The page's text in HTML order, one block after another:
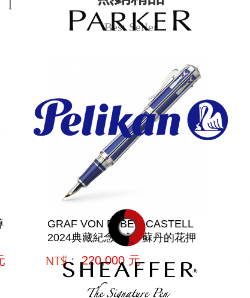
Best Seller
GRAF VON FABER-CASTELL
2024典藏紀念鋼筆/ 蘇丹的花押
網購﹕220,000 元